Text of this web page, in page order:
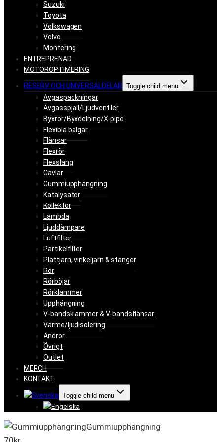
Suzuki
Toyota
Volkswagen
Volvo
Montering
ENTREPRENAD
MOTOROPTIMERING
RESERV OCH UNIVERSALDELAR Toggle child menu
Avgaspackningar
Avgasspjäll/Ljudventiler
Byxrör/Byxdelning/X-pipe
Flexibla bälgar
Flänsar
Flexrör
Flexslang
Gavlar
Gummiupphängning
Katalysator
Kollektor
Lambda
Ljuddämpare
Luftfilter
Partikelfilter
Plattjärn, vinkeljärn & stänger
Rör
Rörböjar
Rörklammer
Upphängning
V-bandsklammer & V-bandsflänsar
Värme/ljudisolering
Ändrör
Övrigt
Outlet
MERCH
KONTAKT
Toggle child menu
Gummiupphängning